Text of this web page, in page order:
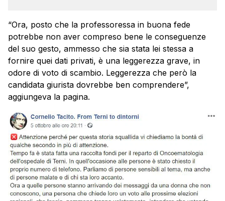
“Ora, posto che la professoressa in buona fede
potrebbe non aver compreso bene le conseguenze
del suo gesto, ammesso che sia stata lei stessa a
fornire quei dati privati, è una leggerezza grave, in
odore di voto di scambio. Leggerezza che però la
candidata giurista dovrebbe ben comprendere”,
aggiungeva la pagina.